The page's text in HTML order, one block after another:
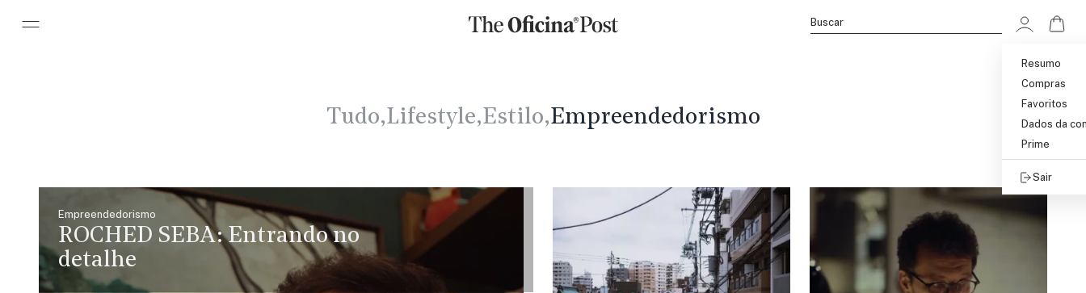
Buscar
Resumo
Compras
Favoritos
Dados da
Prime
Sair
Ir
Tudo,Lifestyle,Estilo,Empreendedorismo
Empreendedorismo
ROCHED SEBA:Entrando no
detalhe